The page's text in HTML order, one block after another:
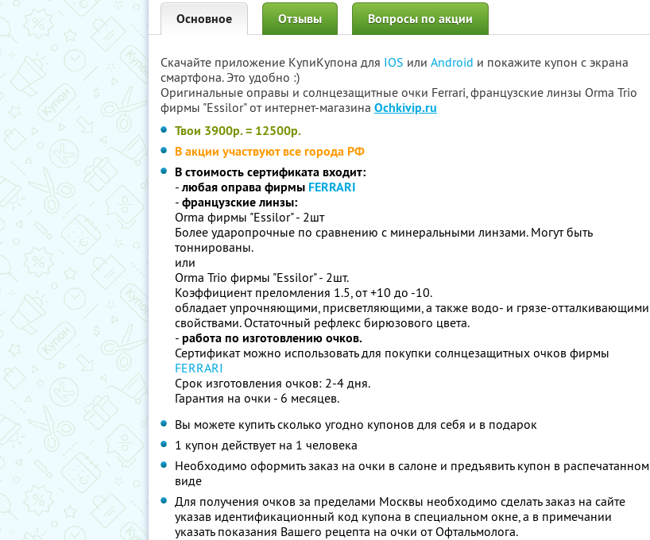
Основное Отзывы Вопросы по акции
Скачайте приложение КупиКупона для IOS или Android и покажите купон с экрана
смартфона. Это удобно :)
Оригинальные оправы и солнцезащитные очки Ferrari, французские линзы Orma Trio
фирмы "Essilor" от интернет-магазина Ochkivip.ru
Твои 3900р. = 12500р.
В акции участвуют все города РФ
В стоимость сертификата входит:
-любая оправа фирмы FERRARI
- французские линзы:
Orma фирмы "Essilor" - 2шт
Более ударопрочные по сравнению с минеральными линзами. Могут быть
тоннированы.
или
Orma Trio фирмы "Essilor" - 2шт.
Коэффициент преломления 1.5, от +10 до -10.
обладает упрочняющими, присветляющими, а также водо- и грязе-отталкивающими
свойствами. Остаточный рефлекс бирюзового цвета.
- работа по изготовлению очков.
Сертификат можно использовать для покупки солнцезащитных очков фирмы
FERRARI
Срок изготовления очков: 2-4 дня.
Гарантия на очки - 6 месяцев.
Вы можете купить сколько угодно купонов для себя и в подарок
1 купон действует на 1 человека
Необходимо оформить заказ на очки в салоне и предъявить купон в распечатанном
виде
Для получения очков за пределами Москвы необходимо сделать заказ на сайте
указав идентификационный код купона в специальном окне, а в примечании
указать показания Вашего рецепта на очки от Офтальмолога.